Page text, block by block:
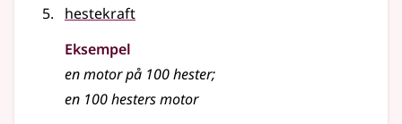
hestekraft
Eksempel
en motor på 100hester;
en 100hestersmotor